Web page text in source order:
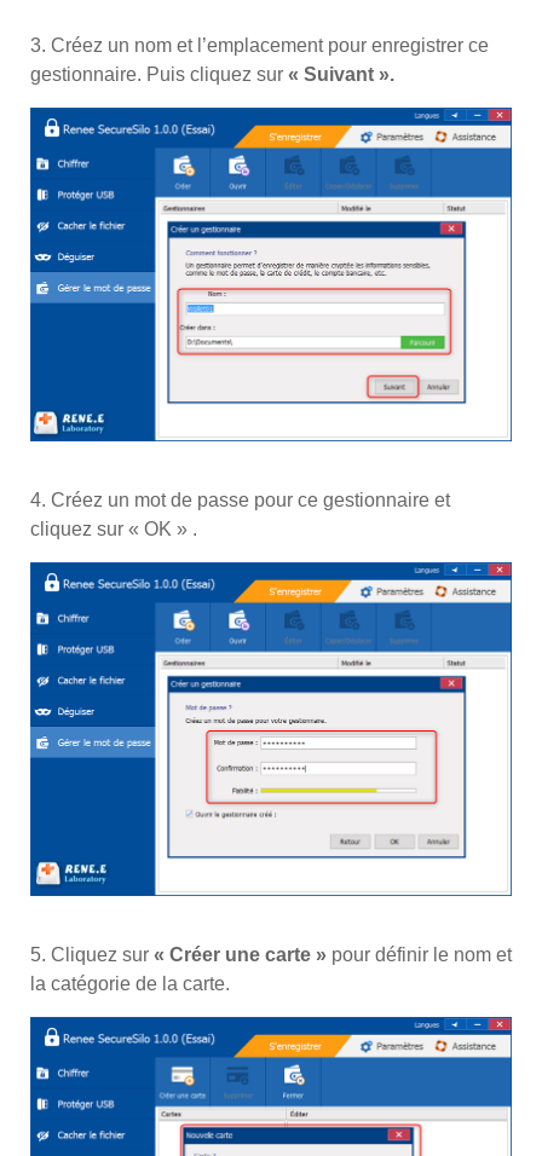
3. Créez un nom et l’emplacement pour enregistrer ce
gestionnaire. Puis cliquez sur « Suivant ».
4. Créez un mot de passe pour ce gestionnaire et
cliquez sur « OK » .
5. Cliquez sur « Créer une carte » pour définir le nom et
la catégorie de la carte.